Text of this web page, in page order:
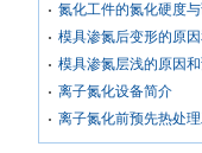
氮化工件的氮化硬度
模具渗氮后变形的原
模具渗氮层浅的原因
离子氮化设备简介
离子氮化前预先热处